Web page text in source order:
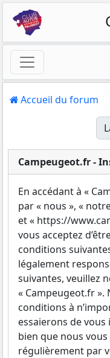
Accueil du forum
Campeugeot.fr -
En accédant à «
par « nous », «
et « https://
vous acceptez
conditions
légalement
suivantes, veuillez
« Campeugeot.fr
conditions à
essaierons de
bien que nous
régulièrement par